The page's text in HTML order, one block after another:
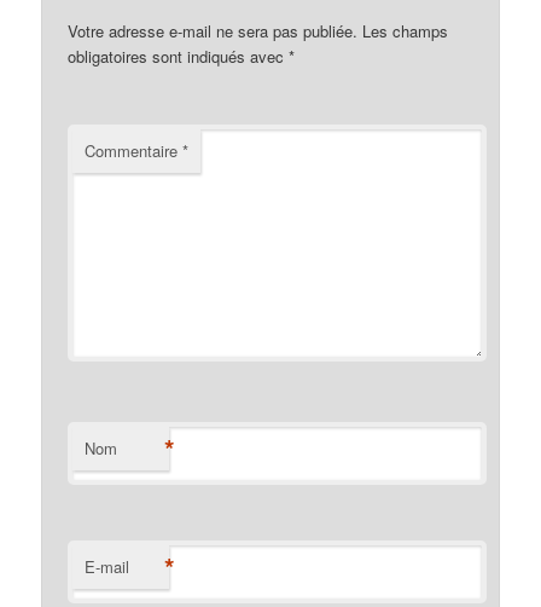
Votre adresse e-mail ne sera pas publiée. Les champs
obligatoires sont indiqués avec*
Commentaire*
Nom *
E-mail *